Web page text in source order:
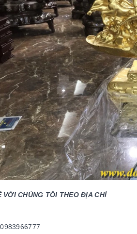
VỚI CHÚNG TÔI THEO ĐỊA CHỈ